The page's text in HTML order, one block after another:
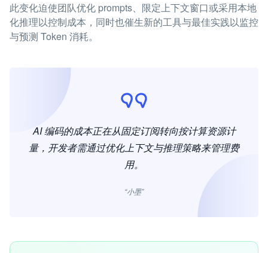
此变化迫使团队优化 prompts、限定上下文窗口或采用本地
化推理以控制成本，同时也催生新的工具与最佳实践以监控
与预测 Token 消耗。
AI 编码的成本正在从固定订阅转向按计算资源计
量，开发者需通过优化上下文与推理策略来管理费
用。
“小墨”